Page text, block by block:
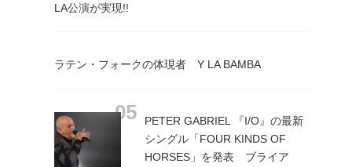
LA公演が実現!!
ラテン・フォークの体現者 Y LA BAMBA
PETER GABRIEL 『I/O』の最新
シングル「FOUR KINDS OF
HORSES」を発表 ブライア